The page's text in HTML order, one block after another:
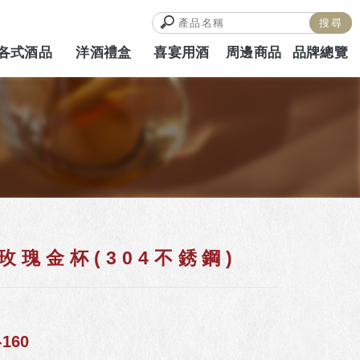
式酒品 洋酒禮盒
HAMPERS
喜宴用酒
WEDDING
周邊商品 品牌總覽
瑰金杯(304不銹鋼)